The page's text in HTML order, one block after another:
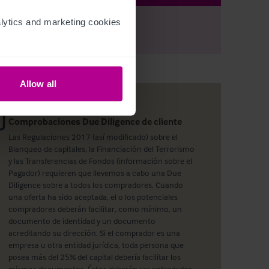
and marketing cookies
Allow all
Comprobaciones Due Diligence de cliente
Las Regulaciones 2017 (así modificado) sobre el
Blanqueo de capitales, la Financiación del Terrorismo
y las Transferencias de Fondos (información sobre el
Pagador) requieren que llevemos a cabo una Due
Diligence sobre a todos los compradores. Cuando
una oferta ha sido aceptada, el o los potenciales
compradores deberán facilitar, como mínimo, un
documento de identidad y un documento
acreditando su dirección. Si el comprador es una
empresa u otra entidad jurídica, toda persona que
posea más del 25% del capital debería facilitar los